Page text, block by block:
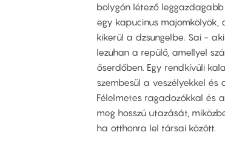
bolygón létező
egy kapucinus
kikerül a dzsungelbe. Sai -
lezuhan a repülő, amellyel
őserdőben. Egy rendkívüli
szembesül a veszélyekkel és
Félelmetes ragadozókkal és
meg hosszú utazását,
ha otthonra lel társai között.